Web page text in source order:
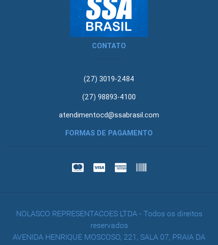
CONTATO
(27) 3019-2484
(27) 98893-4100
atendimentocd@ssabrasil.com
FORMAS DE PAGAMENTO
NOLASCO REPRESENTACOES LTDA - Todos os direitos
reservados
AVENIDA HENRIQUE MOSCOSO, 221, SALA 07, PRAIA DA